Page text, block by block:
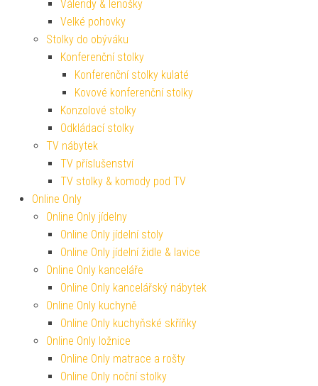
Válendy & lenošky
Velké pohovky
Stolky do obýváku
Konferenční stolky
Konferenční stolky kulaté
Kovové konferenční stolky
Konzolové stolky
Odkládací stolky
TV nábytek
TV příslušenství
TV stolky & komody pod TV
Online Only
Online Only jídelny
Online Only jídelní stoly
Online Only jídelní židle & lavice
Online Only kanceláře
Online Only kancelářský nábytek
Online Only kuchyně
Online Only kuchyňské skříňky
Online Only ložnice
Online Only matrace a rošty
Online Only noční stolky